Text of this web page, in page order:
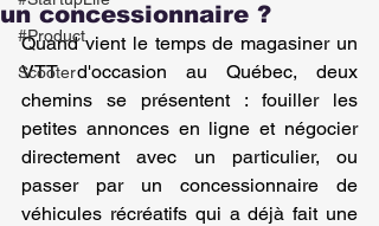
#Product
Scooter
un concessionnaire ?
Quand vient le temps de magasiner un
VTT d'occasion au Québec, deux
chemins se présentent : fouiller les
petites annonces en ligne et négocier
directement avec un particulier, ou
passer par un concessionnaire de
véhicules récréatifs qui a déjà fait une